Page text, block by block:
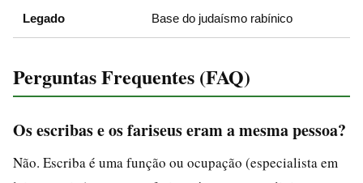
Legado Base do judaísmo rabínico
Perguntas Frequentes (FAQ)
Os escribas e os fariseus eram a mesma pessoa?
Não. Escriba é uma função ou ocupação (especialista em